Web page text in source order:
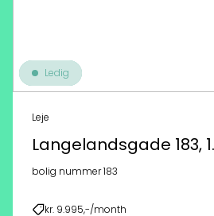
Ledig
Leje
Langelandsgade 183,
bolig nummer 183
kr. 9.995,-/month